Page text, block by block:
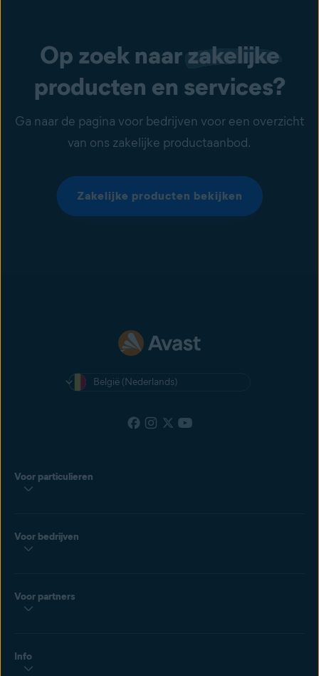
Op zoek naarzakelijke
producten en services?
Ga naar de pagina voor bedrijven voor een overzicht
van ons zakelijke productaanbod.
Zakelijke producten bekijken
België (Nederlands)
Voor particulieren
Voor bedrijven
Voor partners
Info